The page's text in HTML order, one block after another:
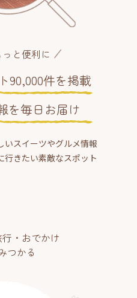
と便利に
90,000件を掲載
を毎日お届け
いスイーツやグルメ情報
行きたい素敵なスポット
・おでかけ
つかる